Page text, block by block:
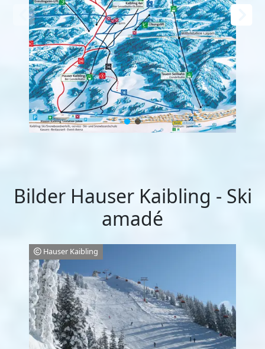
Bilder Hauser Kaibling - Ski
amadé
Hauser Kaibling